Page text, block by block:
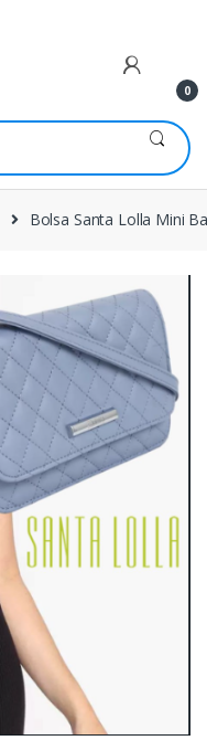
0
Bolsa Santa Lolla Mini